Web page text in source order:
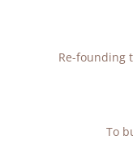
Re-founding
To